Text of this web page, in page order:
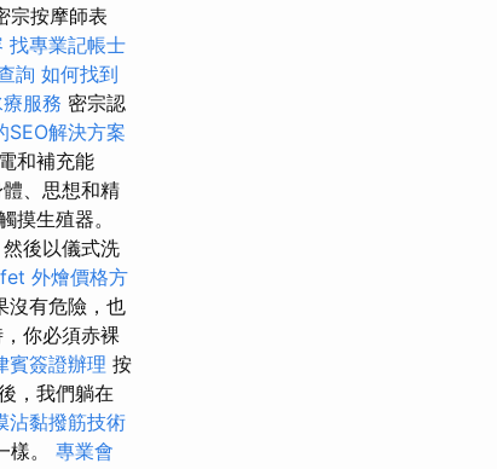
宗按摩師表
找專業記帳士
詢 如何找到
服務 密宗認
SEO解決方案
和補充能
、思想和精
摸生殖器。
後以儀式洗
外燴價格方
沒有危險，也
你必須赤裸
賓簽證辦理 按
，我們躺在
沾黏撥筋技術
樣。 專業會